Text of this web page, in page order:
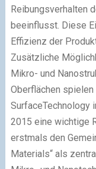
Reibungsverhalten
beeinflusst. Diese
Effizienz der
Zusätzliche
Mikro- und
Oberflächen
SurfaceTechnology
2015 eine wichtige
erstmals den
Materials“ als